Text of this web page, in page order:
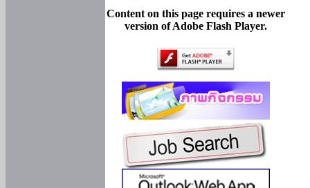
Content on this page requires a newer
version of Adobe Flash Player.